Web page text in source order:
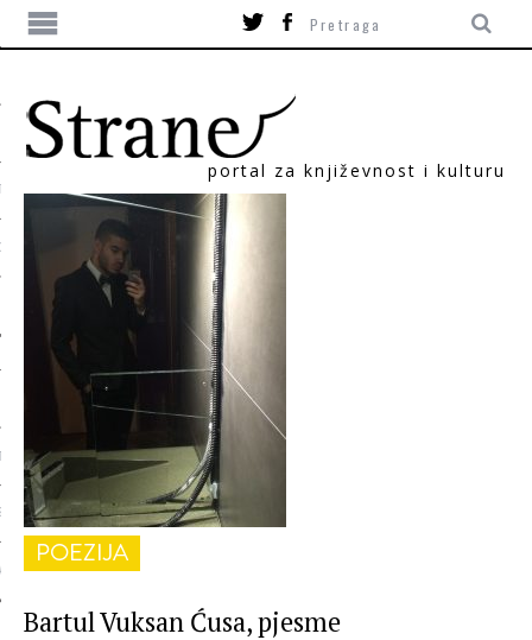
portal za književnost i kulturu
POEZIJA
Bartul Vuksan Ćusa, pjesme